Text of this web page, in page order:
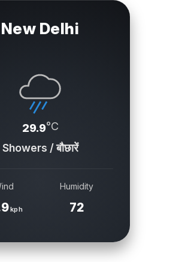
New Delhi
29.9°C
Showers / बौछारें
kph
Humidity
72